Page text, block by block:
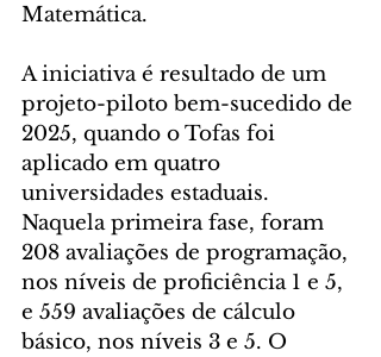
Matemática.
A iniciativa é resultado de um
projeto-piloto bem-sucedido de
2025, quando o Tofas foi
aplicado em quatro
universidades estaduais.
Naquela primeira fase, foram
208 avaliações de programação,
nos níveis de proficiência 1 e 5,
e 559 avaliações de cálculo
básico, nos níveis 3 e 5. O